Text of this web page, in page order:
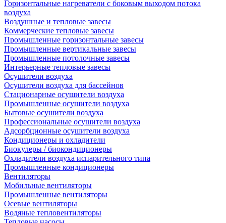
Горизонтальные нагреватели с боковым выходом потока
воздуха
Воздушные и тепловые завесы
Коммерческие тепловые завесы
Промышленные горизонтальные завесы
Промышленные вертикальные завесы
Промышленные потолочные завесы
Интерьерные тепловые завесы
Осушители воздуха
Осушители воздуха для бассейнов
Стационарные осушители воздуха
Промышленные осушители воздуха
Бытовые осушители воздуха
Профессиональные осушители воздуха
Адсорбционные осушители воздуха
Кондиционеры и охладители
Биокулеры / биокондиционеры
Охладители воздуха испарительного типа
Промышленные кондиционеры
Вентиляторы
Мобильные вентиляторы
Промышленные вентиляторы
Осевые вентиляторы
Водяные тепловентиляторы